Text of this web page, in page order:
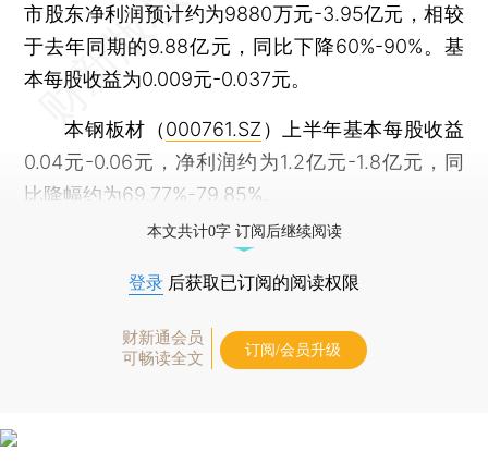
市股东净利润预计约为9880万元-3.95亿元，相较
于去年同期的9.88亿元，同比下降60%-90%。基
本每股收益为0.009元-0.037元。
本钢板材（000761.SZ ）上半年基本每股收益
0.04元-0.06元，净利润约为1.2亿元-1.8亿元，同
比降幅约为69.77%-79.85%。
本文共计0字 订阅后继续阅读
登录 后获取已订阅的阅读权限
财新通会员
可畅读全文
订阅/会员升级